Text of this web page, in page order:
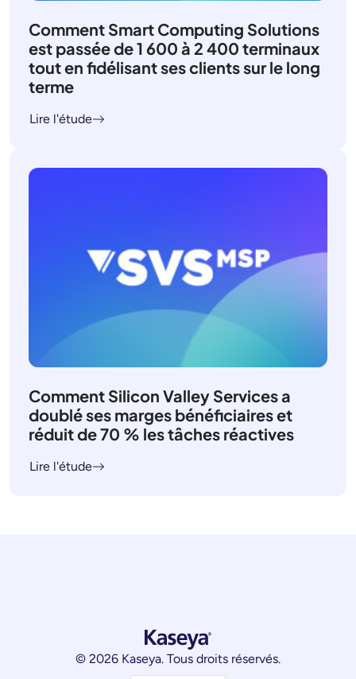
Comment Smart Computing Solutions
est passée de 1 600 à 2 400 terminaux
tout en fidélisant ses clients sur le long
terme
Lire l'étude
Comment Silicon Valley Services a
doublé ses marges bénéficiaires et
réduit de 70 % les tâches réactives
Lire l'étude
© 2026 Kaseya. Tous droits réservés.